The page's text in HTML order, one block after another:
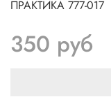
ПРАКТИКА 777-017
350 руб